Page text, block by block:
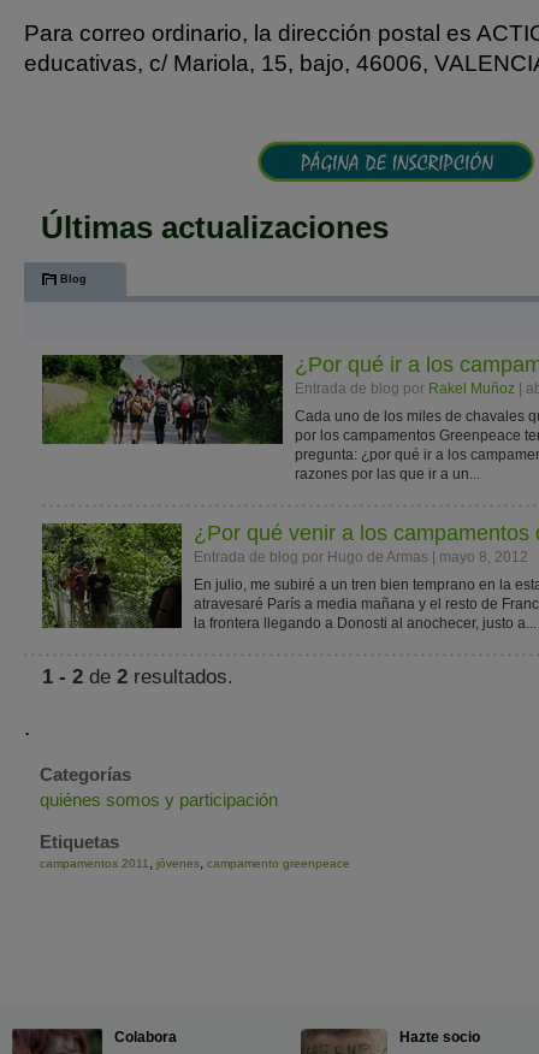
Para correo ordinario, la dirección postal es
educativas, c/ Mariola, 15, bajo, 46006,
Últimas actualizaciones
Blog
¿Por qué ir a los
Entrada de blog por Rakel Muñoz |
Cada uno de los miles de chavales
por los campamentos Greenpeace
pregunta: ¿por qué ir a los
razones por las que ir a un...
¿Por qué venir a los campamentos
Entrada de blog por Hugo de Armas | mayo 8, 2012
En julio, me subiré a un tren bien temprano en la
atravesaré París a media mañana y el resto de
la frontera llegando a Donosti al anochecer, justo a...
1 - 2 de 2 resultados.
.
Categorías
quiénes somos y participación
Etiquetas
campamentos 2011 jóvenes campamento greenpeace
Colabora Hazte socio